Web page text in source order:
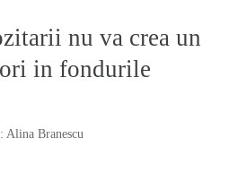
nu va crea un
in fondurile
Alina Branescu